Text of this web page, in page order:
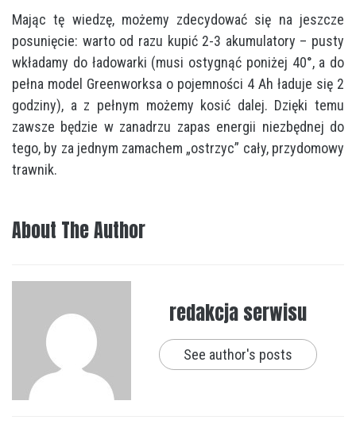
Mając tę wiedzę, możemy zdecydować się na jeszcze
posunięcie: warto od razu kupić 2-3 akumulatory – pusty
wkładamy do ładowarki (musi ostygnąć poniżej 40°, a do
pełna model Greenworksa o pojemności 4 Ah ładuje się 2
godziny), a z pełnym możemy kosić dalej. Dzięki temu
zawsze będzie w zanadrzu zapas energii niezbędnej do
tego, by za jednym zamachem „ostrzyc” cały, przydomowy
trawnik.
About The Author
redakcja serwisu
See author's posts